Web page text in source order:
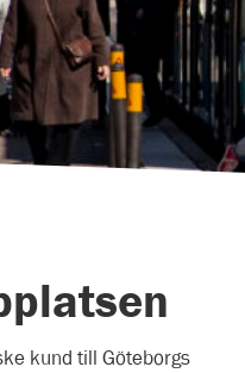
kund till Göteborgs